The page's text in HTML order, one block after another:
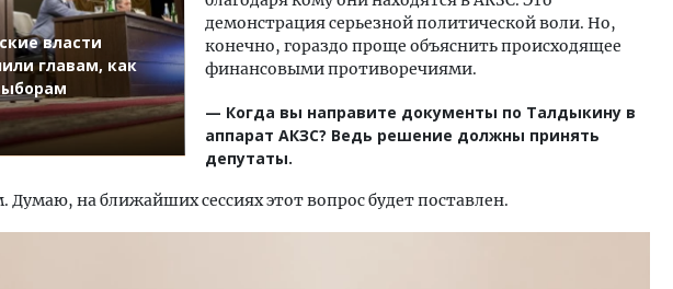
власти
главам, как
демонстрация серьезной политической воли. Но,
конечно, гораздо проще объяснить происходящее
финансовыми противоречиями.
— Когда вы направите документы по Талдыкину в
аппарат АКЗС? Ведь решение должны принять
депутаты.
на ближайших сессиях этот вопрос будет поставлен.